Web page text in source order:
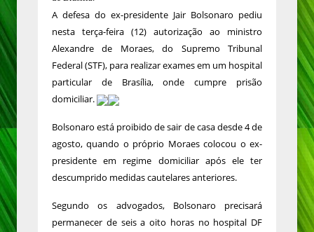
A defesa do ex-presidente Jair Bolsonaro pediu
nesta terça-feira (12) autorização ao ministro
Alexandre de Moraes, do Supremo Tribunal
Federal (STF), para realizar exames em um hospital
particular de Brasília, onde cumpre prisão
domiciliar.
Bolsonaro está proibido de sair de casa desde 4 de
agosto, quando o próprio Moraes colocou o ex-
presidente em regime domiciliar após ele ter
descumprido medidas cautelares anteriores.
Segundo os advogados, Bolsonaro precisará
permanecer de seis a oito horas no hospital DF